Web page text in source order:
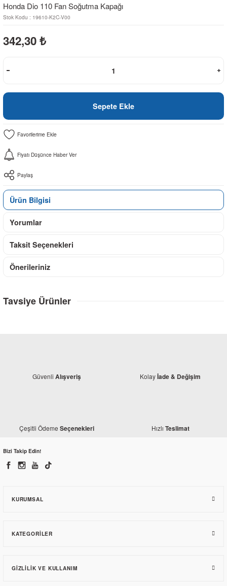
Honda Dio 110 Fan Soğutma Kapağı
Stok Kodu : 19610-K2C-V00
342,30 ₺
Sepete Ekle
Fiyatı Düşünce Haber Ver
Paylaş
Ürün Bilgisi
Yorumlar
Taksit Seçenekleri
Önerileriniz
Tavsiye Ürünler
Honda
Honda Dio 110 Sol Torpido Kapak Menteşesi
Güvenli Alışveriş Kolayİade & Değişim
Çeşitli Ödeme Seçenekleri Hızlı Teslimat
Bizi Takip Edin!
KURUMSAL
KATEGORILER
GIZLILIK VE KULLANIM